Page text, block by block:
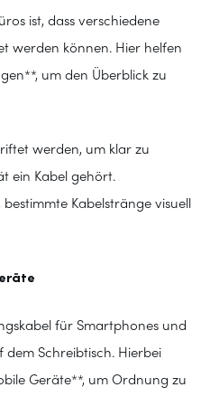
ist, dass verschiedene
werden können. Hier helfen
um den Überblick zu
werden, um klar zu
ein Kabel gehört.
Kabelstränge visuell
für Smartphones und
dem Schreibtisch. Hierbei
Geräte**, um Ordnung zu